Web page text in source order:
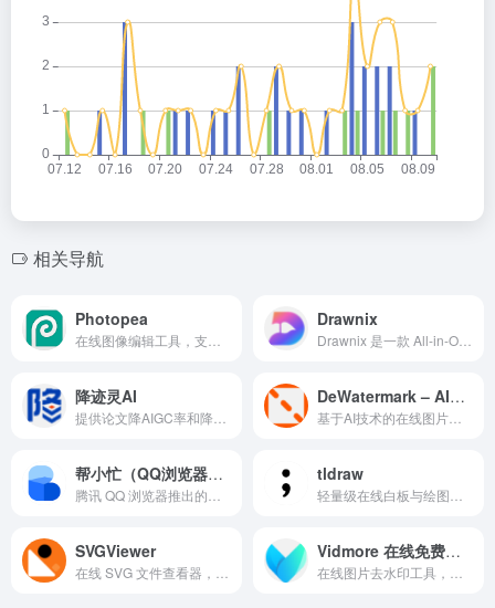
相关导航
Photopea Drawnix
降迹灵AI DeWatermark – AI图片去水印工具
帮小忙（QQ浏览器在线工具箱） tldraw
SVGViewer Vidmore 在线免费去水印工具